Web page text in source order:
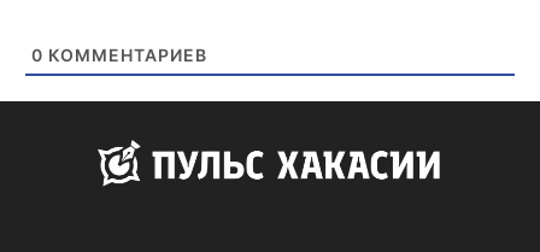
0 КОММЕНТАРИЕВ